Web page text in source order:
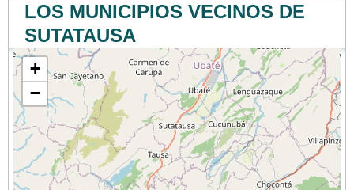
LOS MUNICIPIOS VECINOS DE
SUTATAUSA
+
−